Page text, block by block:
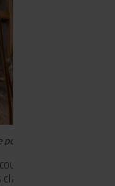
porte rustique en bois
asymétrique
Leur texture